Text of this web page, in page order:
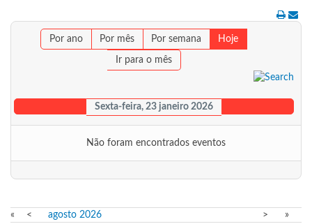
Por ano Por mês Por semana Hoje
Ir para o mês
Sexta-feira, 23 janeiro 2026
Não foram encontrados eventos
« < agosto 2026 >
»